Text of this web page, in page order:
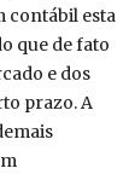
contábil esta
que de fato
e dos
prazo. A